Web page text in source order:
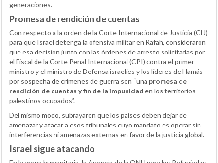
generaciones.
Promesa de rendición de cuentas
Con respecto a la orden de la Corte Internacional de Justicia (CIJ)
para que Israel detenga la ofensiva militar en Rafah, consideraron
que esa decisión junto con las órdenes de arresto solicitadas por
el Fiscal de la Corte Penal Internacional (CPI) contra el primer
ministro y el ministro de Defensa israelíes y los líderes de Hamás
por sospecha de crímenes de guerra son “una promesa de
rendición de cuentas y fin de la impunidad en los territorios
palestinos ocupados”.
Del mismo modo, subrayaron que los países deben dejar de
amenazar y atacar a esos tribunales cuyo mandato es operar sin
interferencias ni amenazas externas en favor de la justicia global.
Israel sigue atacando